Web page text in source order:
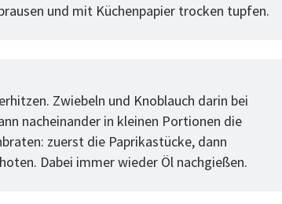
und mit Küchenpapier trocken tupfen.
Zwiebeln und Knoblauch darin bei
nacheinander in kleinen Portionen die
zuerst die Paprikastücke, dann
Dabei immer wieder Öl nachgießen.